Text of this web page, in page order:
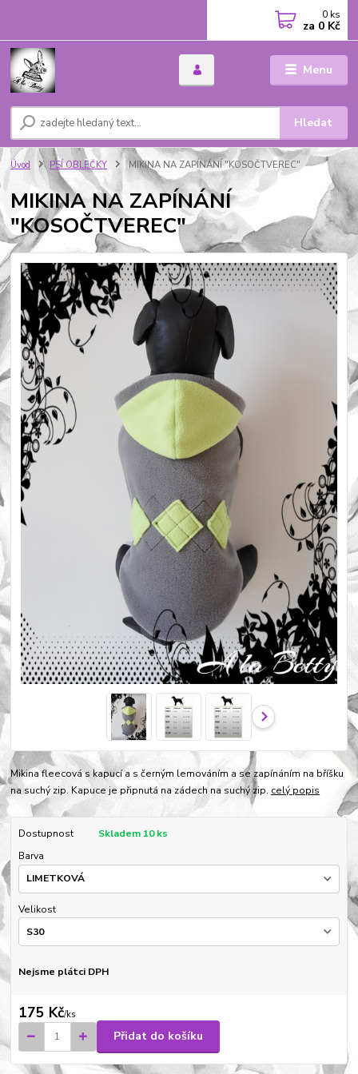
Menu
Hledat
0 ks
za 0 Kč
Úvod PSÍ OBLEČKY MIKINA NA ZAPÍNÁNÍ "KOSOČTVEREC"
MIKINA NA ZAPÍNÁNÍ
"KOSOČTVEREC"
Mikina fleecová s kapucí a s černým lemováním a se zapínáním na bříšku
na suchý zip. Kapuce je připnutá na zádech na suchý zip. celý popis
Dostupnost
Skladem 10 ks
Barva
Velikost
Nejsme plátci DPH
175 Kč/ks
Přidat do košíku